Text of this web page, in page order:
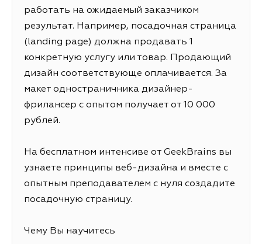
работать на ожидаемый заказчиком
результат. Например, посадочная страница
(landing page) должна продавать 1
конкретную услугу или товар. Продающий
дизайн соответствующе оплачивается. За
макет одностраничника дизайнер-
фрилансер с опытом получает от 10 000
рублей.
На бесплатном интенсиве от GeekBrains вы
узнаете принципы веб-дизайна и вместе с
опытным преподавателем с нуля создадите
посадочную страницу.
Чему Вы научитесь